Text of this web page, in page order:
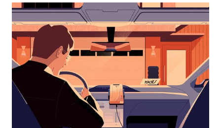
bas
interagir
avec
calendrier
et
sélectionner
une
date.
Appuyez